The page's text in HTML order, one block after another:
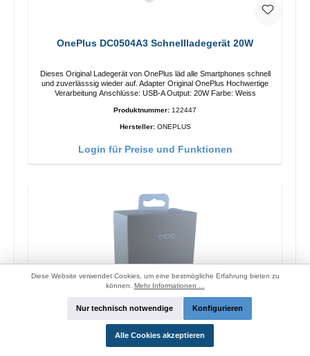
OnePlus DC0504A3 Schnellladegerät 20W
Dieses Original Ladegerät von OnePlus läd alle Smartphones schnell
und zuverlässsig wieder auf. Adapter Original OnePlus Hochwertige
Verarbeitung Anschlüsse: USB-A Output: 20W Farbe: Weiss
Produktnummer: 122447
Hersteller: ONEPLUS
Login für Preise und Funktionen
Oppo OP92J Vooc Schnellladegerät 18W
Diese Website verwendet Cookies, um eine bestmögliche Erfahrung bieten zu
können. Mehr Informationen ...
Nur technisch notwendige Konfigurieren
Alle Cookies akzeptieren